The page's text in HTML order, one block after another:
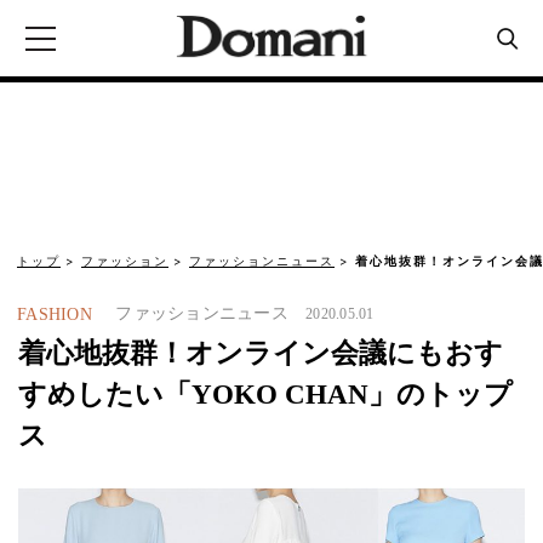
トップ ファッション ファッションニュース 着心地抜群！オンライン会
FASHION ファッションニュース 2020.05.01
着心地抜群！オンライン会議にもおす
すめしたい「YOKO CHAN」のトップ
ス